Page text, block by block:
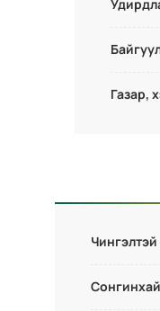
Газар,